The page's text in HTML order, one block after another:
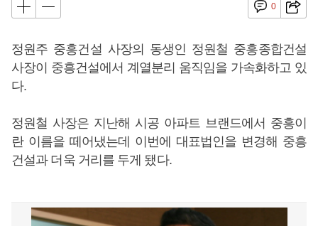
0
정원주 중흥건설 사장의 동생인 정원철 중흥종합건설
사장이 중흥건설에서 계열분리 움직임을 가속화하고 있
다.
정원철 사장은 지난해 시공 아파트 브랜드에서 중흥이
란 이름을 떼어냈는데 이번에 대표법인을 변경해 중흥
건설과 더욱 거리를 두게 됐다.